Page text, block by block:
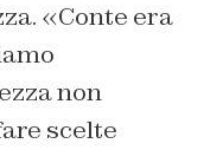
«Conte era
non
scelte